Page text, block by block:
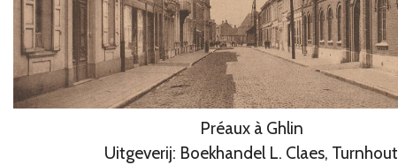
Préaux à Ghlin
Uitgeverij: Boekhandel L. Claes, Turnhout